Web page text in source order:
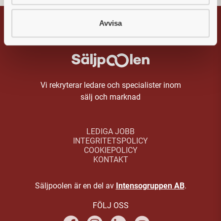
Avvisa
Vi rekryterar ledare och specialister inom
sälj och marknad
LEDIGA JOBB
INTEGRITETSPOLICY
COOKIEPOLICY
KONTAKT
Säljpoolen är en del av Intensogruppen AB.
FÖLJ OSS